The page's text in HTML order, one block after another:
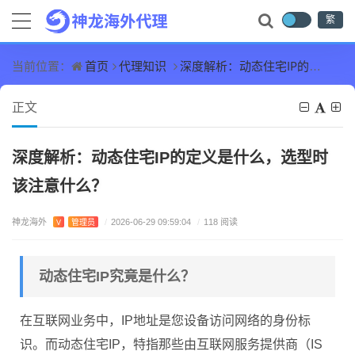
繁
当前位置： 首页 代理知识 深度解析：动态住宅IP的定义是什么，选型时该注意什么？
正文
深度解析：动态住宅IP的定义是什么，选型时
该注意什么？
神龙海外 V 管理员 / 2026-06-29 09:59:04 / 118 阅读
动态住宅IP究竟是什么？
在互联网业务中，IP地址是您设备访问网络的身份标
识。而动态住宅IP，特指那些由互联网服务提供商（IS